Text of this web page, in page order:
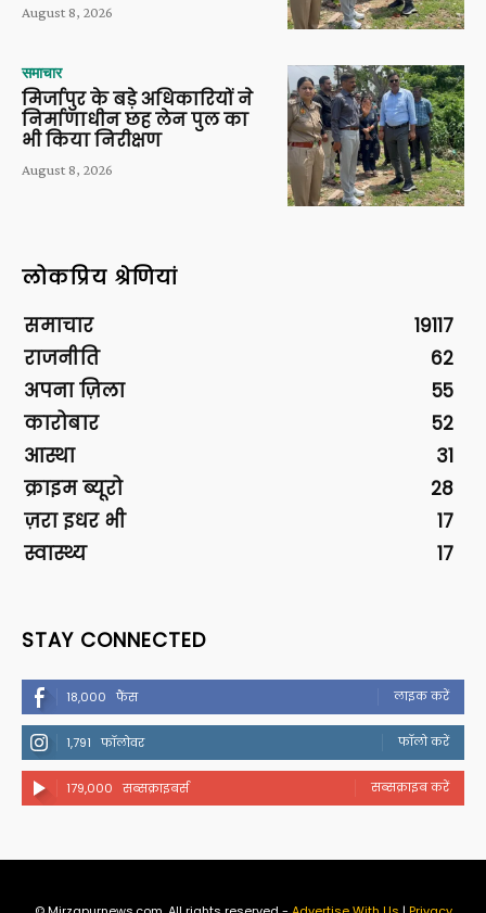
August 8, 2026
समाचार
मिर्जापुर के बड़े अधिकारियों ने
निर्माणाधीन छह लेन पुल का
भी किया निरीक्षण
August 8, 2026
लोकप्रिय श्रेणियां
समाचार
19117
राजनीति
62
अपना ज़िला
55
कारोबार
52
आस्था
31
क्राइम ब्यूरो
28
ज़रा इधर भी
17
स्वास्थ्य
17
STAY CONNECTED
18,000 फैंस लाइक करें
1,791 फॉलोवर फॉलो करें
179,000 सब्सक्राइबर्स सब्सक्राइब करें